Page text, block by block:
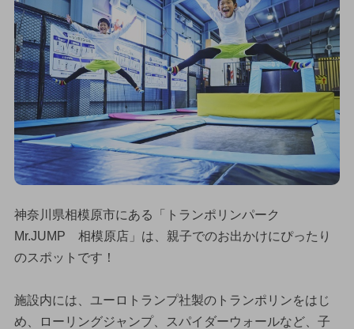
神奈川県相模原市にある「トランポリンパーク
Mr.JUMP 相模原店」は、親子でのお出かけにぴったり
のスポットです！
施設内には、ユーロトランプ社製のトランポリンをはじ
め、ローリングジャンプ、スパイダーウォールなど、子